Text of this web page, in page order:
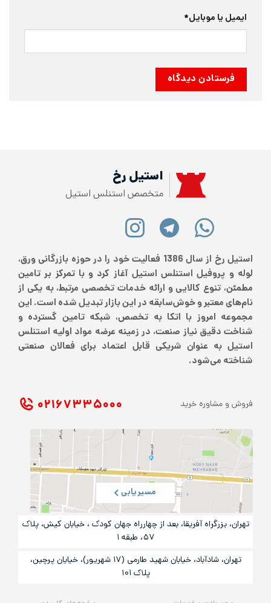
ایمیل یا موبایل*
استیل رخ
متخصص استنلس استیل
استیل رخ از سال 1386 فعالیت خود را در حوزه بازرگانی ورق،
لوله و پروفیل استنلس استیل آغاز کرد و با تمرکز بر تامین
مطمئن، تنوع کالایی و ارائه خدمات تخصصی مرتبط، به یکی از
نام‌های معتبر و خوش‌سابقه در این بازار تبدیل شده است. این
مجموعه امروز با اتکا به تخصص، شبکه تامین گسترده و
شناخت دقیق نیاز صنعت، در زمینه عرضه مواد اولیه استنلس
استیل به عنوان شریکی قابل اعتماد برای فعالان صنعتی
شناخته می‌شود.
فروش و مشاوره خرید ۰۲۱ ۶۷۳۳۵۰۰۰
مسیریابی
تهران، بزرگراه آفریقا، بعد از چهارراه جهان کودک ، خیابان کیش، پلاک
۵۷، طبقه ۱
تهران، شادآباد، خیابان شهید طارمی (۱۷ شهریور)، خیایان پرچین،
پلاک ۱۰۱